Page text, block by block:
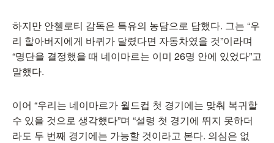
하지만 안첼로티 감독은 특유의 농담으로 답했다. 그는 “우
리 할아버지에게 바퀴가 달렸다면 자동차였을 것”이라며
“명단을 결정했을 때 네이마르는 이미 26명 안에 있었다”고
말했다.
이어 “우리는 네이마르가 월드컵 첫 경기에는 맞춰 복귀할
수 있을 것으로 생각했다”며 “설령 첫 경기에 뛰지 못하더
라도 두 번째 경기에는 가능할 것이라고 본다. 의심은 없